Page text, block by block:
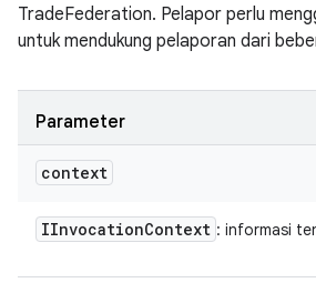
TradeFederation. Pelapor perlu
untuk mendukung pelaporan dari
Parameter
context
IInvocationContext : informasi